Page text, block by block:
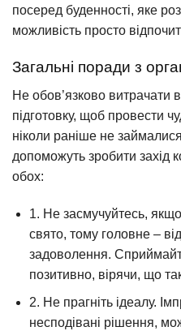
посеред буденності, яке
можливість просто
Загальні поради з
Не обов’язково витрачати
підготовку, щоб провести
ніколи раніше не
допоможуть зробити
обох:
1. Не засмучуйтесь,
свято, тому головне –
задоволення.
позитивно, вірячи, що
2. Не прагніть ідеалу.
несподівані рішення,